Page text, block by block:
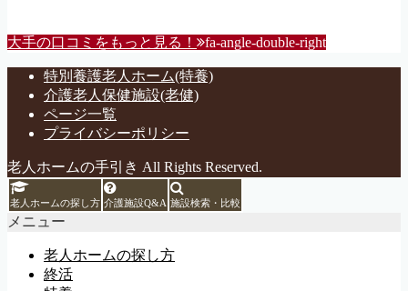
大手の口コミをもっと見る！ fa-angle-double-right
特別養護老人ホーム(特養)
介護老人保健施設(老健)
ページ一覧
プライバシーポリシー
老人ホームの手引き All Rights Reserved.
老人ホームの探し方 介護施設Q&A 施設検索・比較
メニュー
老人ホームの探し方
終活